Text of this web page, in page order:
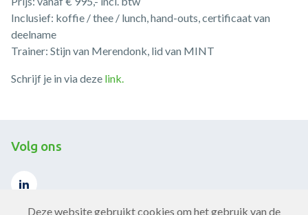
Inclusief: koffie / thee / lunch, hand-outs, certificaat van
deelname
Trainer: Stijn van Merendonk, lid van MINT
Schrijf je in via deze link.
Volg ons
Deze website gebruikt cookies om het gebruik van de